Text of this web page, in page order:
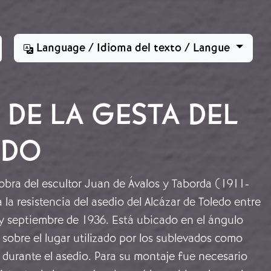
Language / Idioma del texto / Langue
LA GESTA DEL
del escultor Juan de Ávalos y Taborda (1911-
resistencia del asedio del Alcázar de Toledo entre
septiembre de 1936. Está ubicado en el ángulo
sobre el lugar utilizado por los sublevados como
el asedio. Para su montaje fue necesario